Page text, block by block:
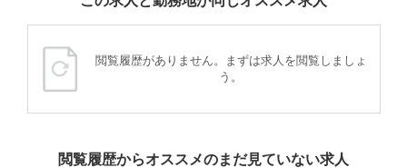
閲覧履歴がありません。まずは求人を閲覧しましょ
う。
閲覧履歴からオススメのまだ見ていない求人